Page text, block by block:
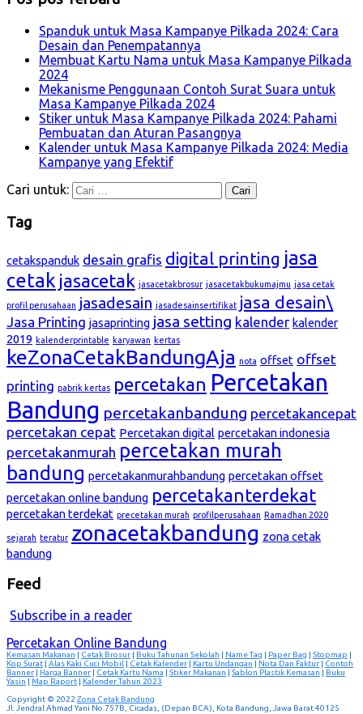
Spanduk untuk Masa Kampanye Pilkada 2024: Cara
Desain dan Penempatannya
Membuat Kartu Nama untuk Masa Kampanye Pilkada
2024
Mekanisme Penggunaan Contoh Surat Suara untuk
Masa Kampanye Pilkada 2024
Stiker untuk Masa Kampanye Pilkada 2024: Pahami
Pembuatan dan Aturan Pasangnya
Kalender untuk Masa Kampanye Pilkada 2024: Media
Kampanye yang Efektif
Cari untuk:
Tag
cetakspanduk desain grafis digital printing jasa
cetak jasacetak jasacetakbrosur jasacetakbukumajmu jasa cetak
profil perusahaan jasadesain jasadesainsertifikat jasa desain\
Jasa Printing jasaprinting jasa setting kalender kalender
2019 kalenderprintable karyawan kertas
keZonaCetakBandungAja nota offset offset
printing pabrik kertas percetakan Percetakan
Bandung percetakanbandung percetakancepat
percetakan cepat Percetakan digital percetakan indonesia
percetakanmurah percetakan murah
bandung percetakanmurahbandung percetakan offset
percetakan online bandung percetakanterdekat
percetakan terdekat precetakan murah profilperusahaan Ramadhan 2020
sejarah teratur zonacetakbandung zona cetak
bandung
Feed
Subscribe in a reader
Percetakan Online Bandung
Kemasan Makanan Cetak Brosur Buku Tahunan Sekolah Name Tag Paper Bag Stopmap
Kop Surat
Alas Kaki Cuci Mobil Cetak Kalender Kartu Undangan Nota Dan Faktur
Contoh
Banner
Harga Banner Cetak Kartu Nama Stiker Makanan Sablon Plastik Kemasan
Buku
Yasin
Map Raport
Kalender Tahun 2023
Copyright © 2022Zona Cetak Bandung
Jl. Jendral Ahmad Yani No.757B, Cicadas, (Depan BCA), Kota Bandung, Jawa Barat 40125